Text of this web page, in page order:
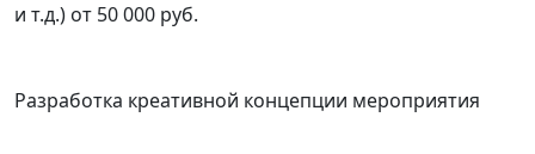
и т.д.) от 50 000 руб.
Разработка креативной концепции мероприятия